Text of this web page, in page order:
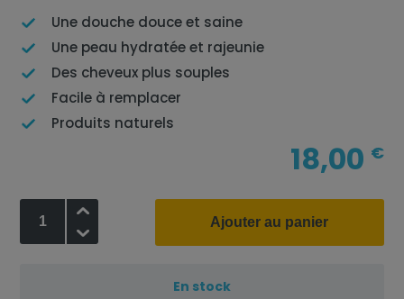
Une douche douce et saine
Une peau hydratée et rajeunie
Des cheveux plus souples
Facile à remplacer
Produits naturels
18,00 €
Ajouter au panier
En stock